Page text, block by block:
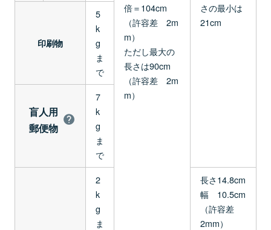
倍＝104cm
（許容差 2m
m）
ただし最大の
長さは90cm
（許容差 2m
m）
さの最小は
21cm
印刷物
5
k
g
ま
で
盲人用
郵便物
7
k
g
ま
で
2
k
g
ま
長さ14.8cm
幅 10.5cm
（許容差
2mm）